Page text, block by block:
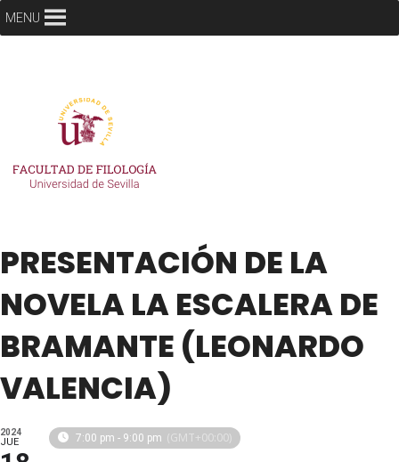
MENU
PRESENTACIÓN DE LA
NOVELA LA ESCALERA DE
BRAMANTE (LEONARDO
VALENCIA)
2024
JUE 7:00 pm - 9:00 pm (GMT+00:00)